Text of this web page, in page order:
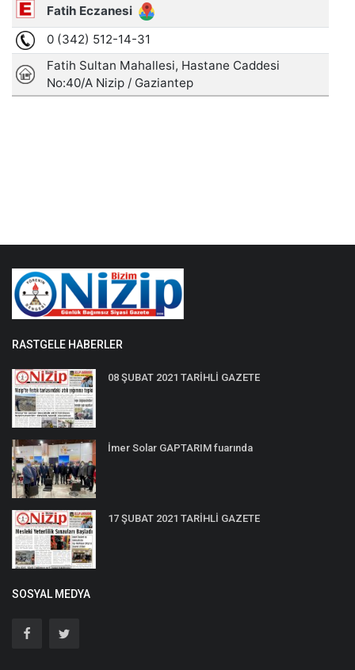
RASTGELE HABERLER
08 ŞUBAT 2021 TARİHLİ GAZETE
İmer Solar GAPTARIM fuarında
17 ŞUBAT 2021 TARİHLİ GAZETE
SOSYAL MEDYA